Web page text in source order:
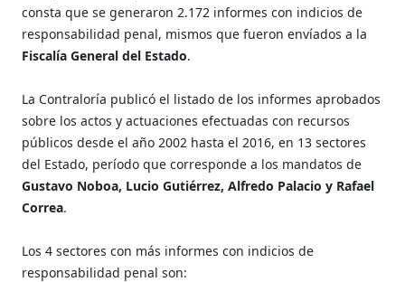
consta que se generaron 2.172 informes con indicios de
responsabilidad penal, mismos que fueron envíados a la
Fiscalía General del Estado.
La Contraloría publicó el listado de los informes aprobados
sobre los actos y actuaciones efectuadas con recursos
públicos desde el año 2002 hasta el 2016, en 13 sectores
del Estado, período que corresponde a los mandatos de
Gustavo Noboa, Lucio Gutiérrez, Alfredo Palacio y Rafael
Correa.
Los 4 sectores con más informes con indicios de
responsabilidad penal son: